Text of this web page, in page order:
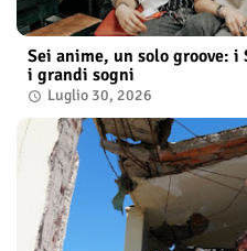
Sei anime, un solo groove:
i grandi sogni
Luglio 30, 2026